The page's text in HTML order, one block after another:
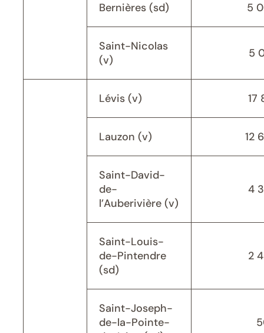
Bernières (sd) 5
Saint-Nicolas
(v)
5
Lévis (v) 17
Lauzon (v) 12
Saint-David-
de-
l’Auberivière (v)
4
Saint-Louis-
de-Pintendre
(sd)
2
Saint-Joseph-
de-la-Pointe-